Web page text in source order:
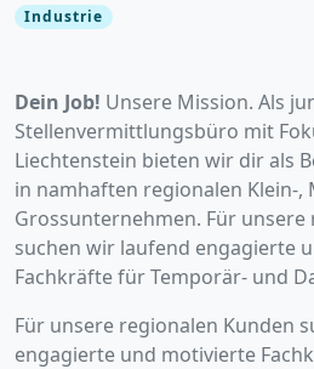
Industrie
Dein Job! Unsere Mission. Als
Stellenvermittlungsbüro mit
Liechtenstein bieten wir dir als
in namhaften regionalen Klein-,
Grossunternehmen. Für unsere
suchen wir laufend engagierte
Fachkräfte für Temporär- und
Für unsere regionalen Kunden
engagierte und motivierte